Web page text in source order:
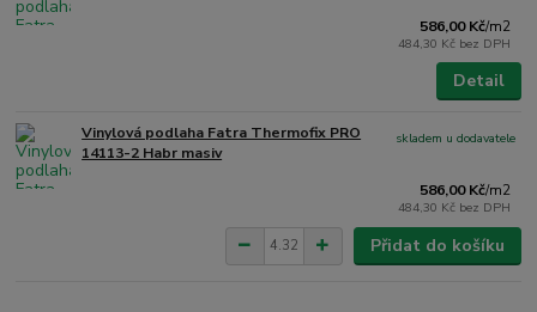
586,00 Kč/m2
484,30 Kč bez DPH
Detail
Vinylová podlaha Fatra Thermofix PRO
14113-2 Habr masiv
586,00 Kč/m2
484,30 Kč bez DPH
skladem u dodavatele
Přidat do košíku